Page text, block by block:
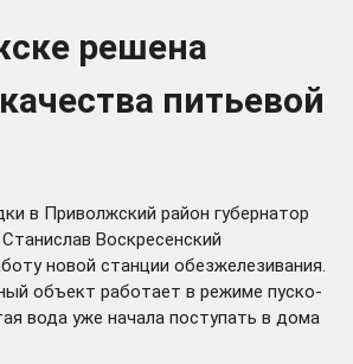
решена
питьевой
в Приволжский район губернатор
Воскресенский
новой станции обезжелезивания.
объект работает в режиме пуско-
вода уже начала поступать в дома